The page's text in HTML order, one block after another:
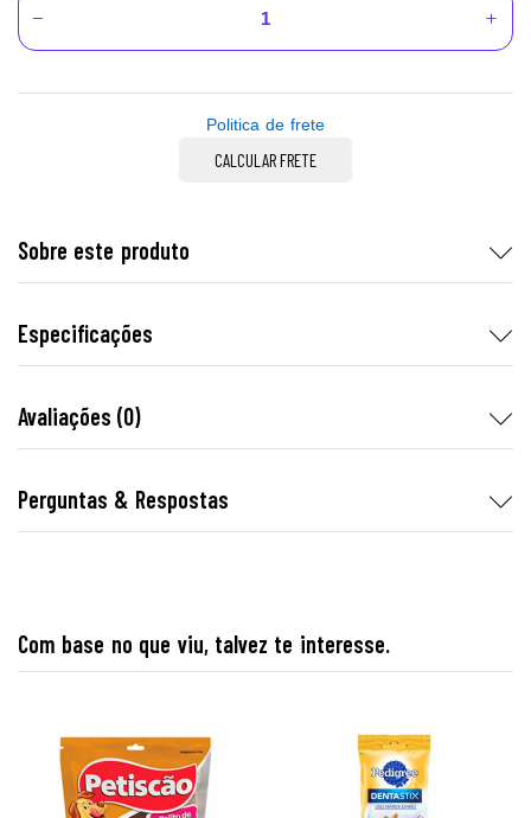
Politica de frete
CALCULAR FRETE
Sobre este produto
Especificações
Avaliações (0)
Perguntas & Respostas
Com base no que viu, talvez te interesse.